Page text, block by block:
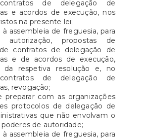
de delegação de
e acordos de execução, nos
na presente lei;
assembleia de freguesia, para
autorização, propostas de
contratos de delegação de
e de acordos de execução,
respetiva resolução e, no
de delegação de
revogação;
preparar com as organizações
protocolos de delegação de
que não envolvam o
de autoridade;
assembleia de freguesia, para